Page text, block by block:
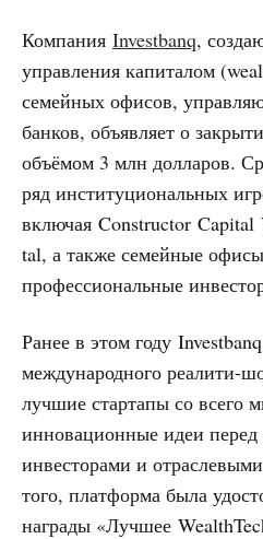
Компания Investbanq,
управления капиталом
семейных офисов,
банков, объявляет о
объёмом 3 млн долларов.
ряд институциональных
включая Constructor
tal, а также семейные
профессиональные
Ранее в этом году
международного реалити-
лучшие стартапы со всего
инновационные идеи
инвесторами и
того, платформа была
награды «Лучшее